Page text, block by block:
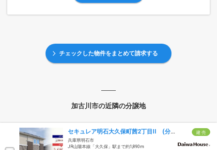
チェックした物件をまとめて請求する
加古川市の近隣の分譲地
建 売
セキュレア明石大久保町茜2丁目II (分譲住宅)
兵庫県明石市
JR山陽本線「大久保」駅まで約1,890m